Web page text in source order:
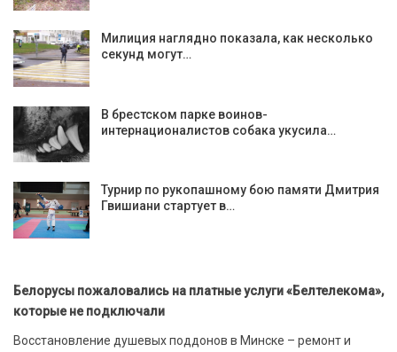
Милиция наглядно показала, как несколько
секунд могут…
В брестском парке воинов-
интернационалистов собака укусила…
Турнир по рукопашному бою памяти Дмитрия
Гвишиани стартует в…
Белорусы пожаловались на платные услуги «Белтелекома»,
которые не подключали
Восстановление душевых поддонов в Минске – ремонт и